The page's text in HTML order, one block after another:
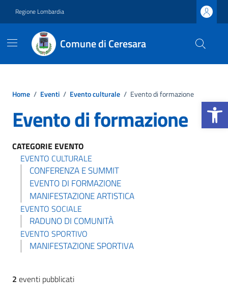
Apri la
Regione Lombardia
Comune di Ceresara
Home / Eventi / Evento culturale / Evento di formazione
Evento di formazione
CATEGORIE EVENTO
EVENTO CULTURALE
CONFERENZA E SUMMIT
EVENTO DI FORMAZIONE
MANIFESTAZIONE ARTISTICA
EVENTO SOCIALE
RADUNO DI COMUNITÀ
EVENTO SPORTIVO
MANIFESTAZIONE SPORTIVA
2 eventi pubblicati